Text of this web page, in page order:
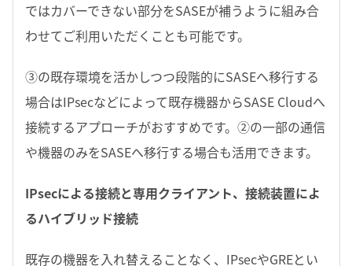
ではカバーできない部分をSASEが補うように組み合
わせてご利用いただくことも可能です。
③の既存環境を活かしつつ段階的にSASEへ移行する
場合はIPsecなどによって既存機器からSASE Cloudへ
接続するアプローチがおすすめです。②の一部の通信
や機器のみをSASEへ移行する場合も活用できます。
IPsecによる接続と専用クライアント、接続装置によ
るハイブリッド接続
既存の機器を入れ替えることなく、IPsecやGREとい